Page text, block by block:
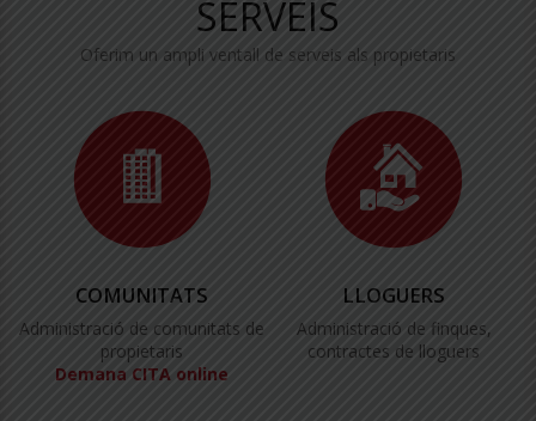
SERVEIS
Oferim un ampli ventall de serveis als propietaris
COMUNITATS
Administració de comunitats de
propietaris
Demana CITA online
LLOGUERS
Administració de finques,
contractes de lloguers